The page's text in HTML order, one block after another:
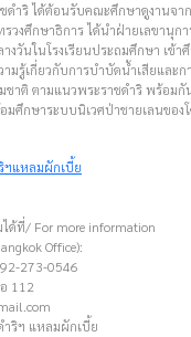
ดำริ ได้ต้อนรับคณะศึกษาดูงานจา
วงศึกษาธิการ ได้นำฝ่ายเลขานุก
างวันในโรงเรียนประถมศึกษา เข้
ามรู้เกี่ยวกับการบำบัดน้ำเสียและ
ชาติ ตามแนวพระราชดำริ พร้อม
มศึกษาระบบนิเวศป่าชายเลนของ
ฯแหลมผักเบี้ย
ด้ที่/ For more information
Office):
273-0546
112
ำริฯ แหลมผักเบี้ย